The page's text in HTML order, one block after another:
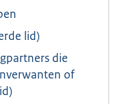
lid)
die
of